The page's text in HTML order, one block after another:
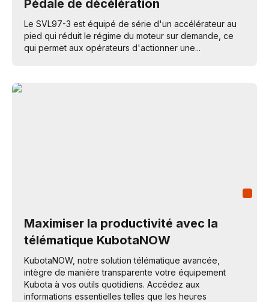
Pédale de décélération
Le SVL97-3 est équipé de série d'un accélérateur au
pied qui réduit le régime du moteur sur demande, ce
qui permet aux opérateurs d'actionner une...
Maximiser la productivité avec la
télématique KubotaNOW
KubotaNOW, notre solution télématique avancée,
intègre de manière transparente votre équipement
Kubota à vos outils quotidiens. Accédez aux
informations essentielles telles que les heures